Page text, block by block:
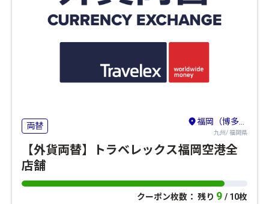
両替 福岡（博多駅周辺・天神周辺）・糸島
九州/ 福岡県
【外貨両替】トラベレックス福岡空港全
店舗
クーポン枚数： 残り 9 / 10枚